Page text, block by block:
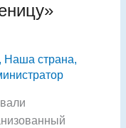
Наша страна,